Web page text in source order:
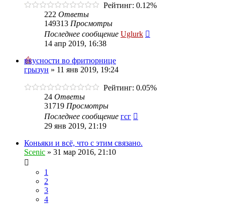
Рейтинг: 0.12%
222 Ответы
149313 Просмотры
Последнее сообщение Uglurk
14 апр 2019, 16:38
вкусности во фритюрнице
грызун » 11 янв 2019, 19:24
Рейтинг: 0.05%
24 Ответы
31719 Просмотры
Последнее сообщение гсг
29 янв 2019, 21:19
Коньяки и всё, что с этим связано.
Scenic » 31 мар 2016, 21:10
1
2
3
4